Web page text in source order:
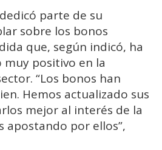
parte de su
sobre los bonos
que, según indicó, ha
positivo en la
“Los bonos han
Hemos actualizado sus
mejor al interés de la
apostando por ellos”,